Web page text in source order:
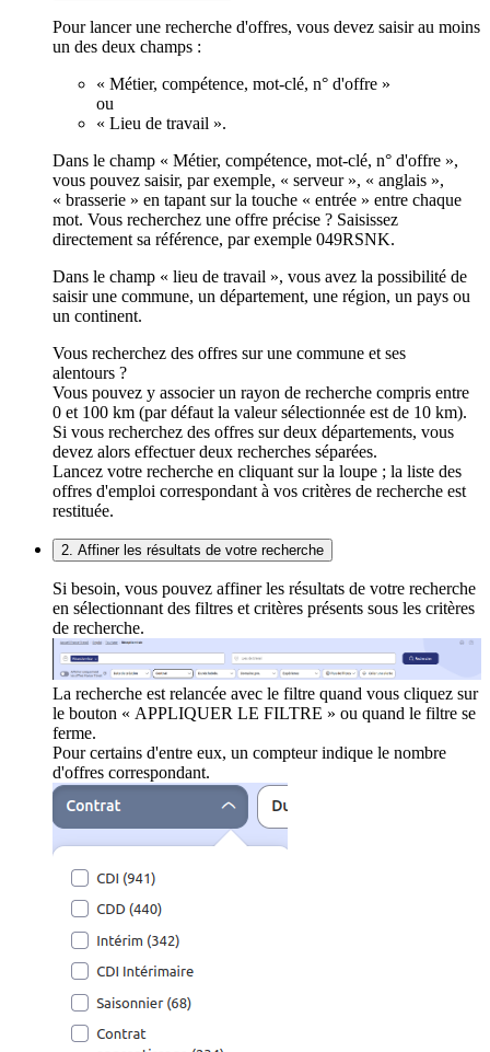
Pour lancer une recherche d'offres, vous devez saisir au moins
un des deux champs :
« Métier, compétence, mot-clé, n° d'offre »
ou
« Lieu de travail ».
Dans le champ « Métier, compétence, mot-clé, n° d'offre »,
vous pouvez saisir, par exemple, « serveur », « anglais »,
« brasserie » en tapant sur la touche « entrée » entre chaque
mot. Vous recherchez une offre précise ? Saisissez
directement sa référence, par exemple 049RSNK.
Dans le champ « lieu de travail », vous avez la possibilité de
saisir une commune, un département, une région, un pays ou
un continent.
Vous recherchez des offres sur une commune et ses
alentours ?
Vous pouvez y associer un rayon de recherche compris entre
0 et 100 km (par défaut la valeur sélectionnée est de 10 km).
Si vous recherchez des offres sur deux départements, vous
devez alors effectuer deux recherches séparées.
Lancez votre recherche en cliquant sur la loupe ; la liste des
offres d'emploi correspondant à vos critères de recherche est
restituée.
2. Affiner les résultats de votre recherche
Si besoin, vous pouvez affiner les résultats de votre recherche
en sélectionnant des filtres et critères présents sous les critères
de recherche.
La recherche est relancée avec le filtre quand vous cliquez sur
le bouton « APPLIQUER LE FILTRE » ou quand le filtre se
ferme.
Pour certains d'entre eux, un compteur indique le nombre
d'offres correspondant.